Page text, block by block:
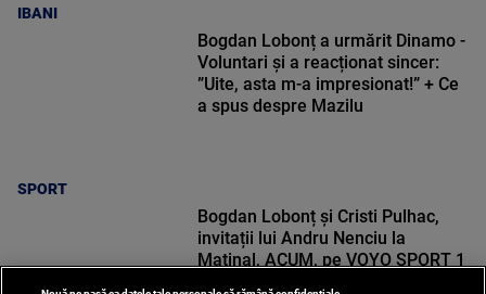
IBANI
SPORT
Bogdan Lobonț a urmărit Dinamo -
Voluntari și a reacționat sincer:
”Uite, asta m-a impresionat!” + Ce
a spus despre Mazilu
Bogdan Lobonț și Cristi Pulhac,
invitații lui Andru Nenciu la
Matinal, ACUM, pe VOYO SPORT 1